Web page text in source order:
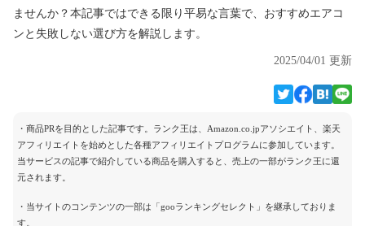
ませんか？本記事ではできる限り平易な言葉で、おすすめエアコ
ンと失敗しない選び方を解説します。
2025/04/01 更新
・商品PRを目的とした記事です。ランク王は、Amazon.co.jpアソシエイト、楽天
アフィリエイトを始めとした各種アフィリエイトプログラムに参加しています。
当サービスの記事で紹介している商品を購入すると、売上の一部がランク王に還
元されます。
・当サイトのコンテンツの一部は「gooランキングセレクト」を継承しておりま
す。